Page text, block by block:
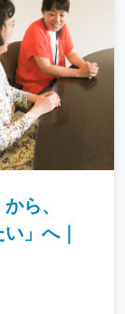
ら、
」へ｜